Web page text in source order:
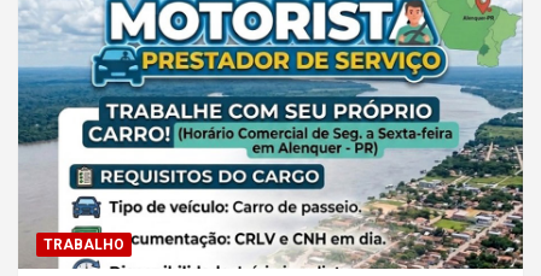
TRABALHO